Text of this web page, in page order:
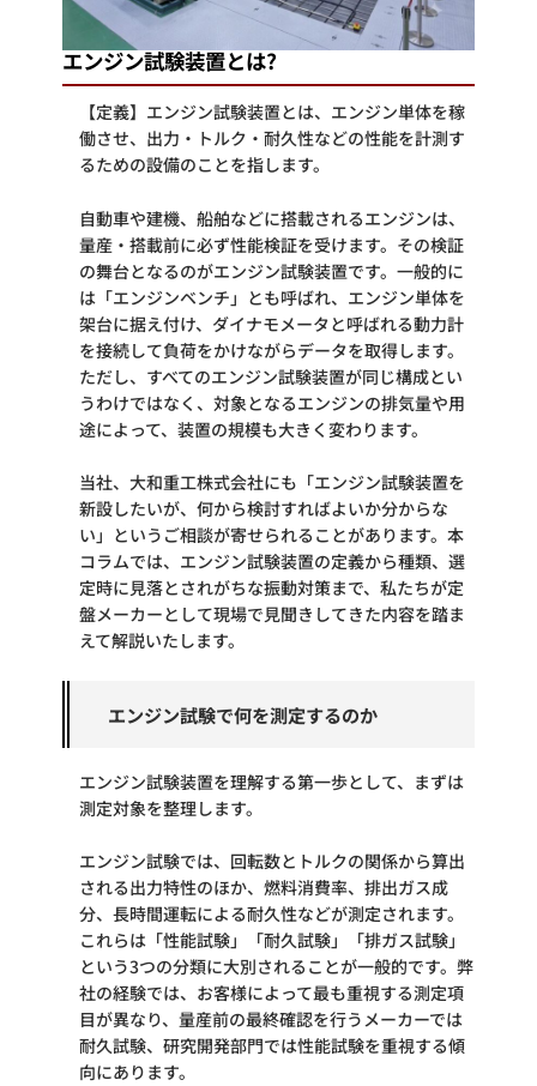
エンジン試験装置とは?
【定義】エンジン試験装置とは、エンジン単体を稼
働させ、出力・トルク・耐久性などの性能を計測す
るための設備のことを指します。
自動車や建機、船舶などに搭載されるエンジンは、
量産・搭載前に必ず性能検証を受けます。その検証
の舞台となるのがエンジン試験装置です。一般的に
は「エンジンベンチ」とも呼ばれ、エンジン単体を
架台に据え付け、ダイナモメータと呼ばれる動力計
を接続して負荷をかけながらデータを取得します。
ただし、すべてのエンジン試験装置が同じ構成とい
うわけではなく、対象となるエンジンの排気量や用
途によって、装置の規模も大きく変わります。
当社、大和重工株式会社にも「エンジン試験装置を
新設したいが、何から検討すればよいか分からな
い」というご相談が寄せられることがあります。本
コラムでは、エンジン試験装置の定義から種類、選
定時に見落とされがちな振動対策まで、私たちが定
盤メーカーとして現場で見聞きしてきた内容を踏ま
えて解説いたします。
エンジン試験で何を測定するのか
エンジン試験装置を理解する第一歩として、まずは
測定対象を整理します。
エンジン試験では、回転数とトルクの関係から算出
される出力特性のほか、燃料消費率、排出ガス成
分、長時間運転による耐久性などが測定されます。
これらは「性能試験」「耐久試験」「排ガス試験」
という3つの分類に大別されることが一般的です。弊
社の経験では、お客様によって最も重視する測定項
目が異なり、量産前の最終確認を行うメーカーでは
耐久試験、研究開発部門では性能試験を重視する傾
向にあります。